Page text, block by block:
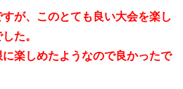
が、このとても良い大会を楽し
た。
楽しめたようなので良かったで